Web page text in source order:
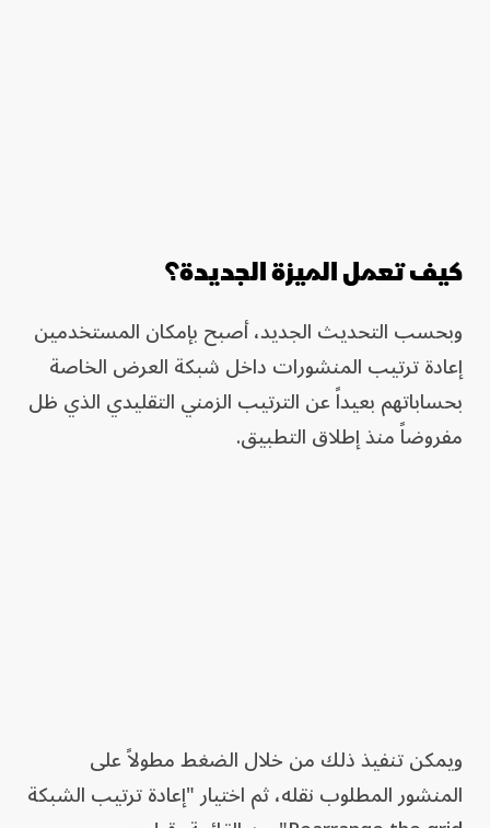
كيف تعمل الميزة الجديدة؟
وبحسب التحديث الجديد، أصبح بإمكان المستخدمين
إعادة ترتيب المنشورات داخل شبكة العرض الخاصة
بحساباتهم بعيداً عن الترتيب الزمني التقليدي الذي ظل
مفروضاً منذ إطلاق التطبيق.
ويمكن تنفيذ ذلك من خلال الضغط مطولاً على
المنشور المطلوب نقله، ثم اختيار "إعادة ترتيب الشبكة